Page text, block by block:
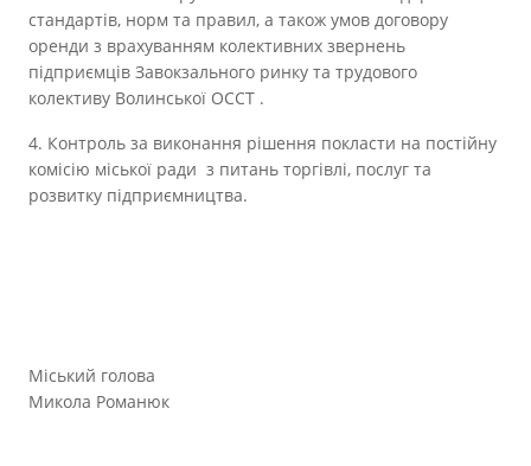
стандартів, норм та правил, а також умов договору
оренди з врахуванням колективних звернень
підприємців Завокзального ринку та трудового
колективу Волинської ОССТ .
4. Контроль за виконання рішення покласти на постійну
комісію міської ради з питань торгівлі, послуг та
розвитку підприємництва.
Міський голова
Микола Романюк